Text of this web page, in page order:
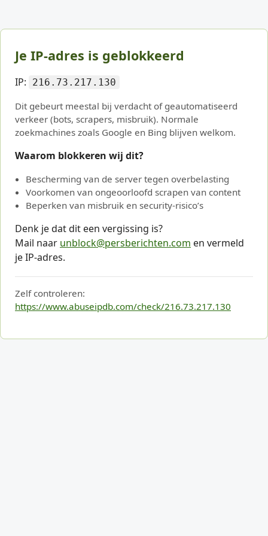
Je IP-adres is geblokkeerd
IP: 216.73.217.130
Dit gebeurt meestal bij verdacht of geautomatiseerd
verkeer (bots, scrapers, misbruik). Normale
zoekmachines zoals Google en Bing blijven welkom.
Waarom blokkeren wij dit?
Bescherming van de server tegen overbelasting
Voorkomen van ongeoorloofd scrapen van content
Beperken van misbruik en security-risico’s
Denk je dat dit een vergissing is?
Mail naar unblock@persberichten.com en vermeld
je IP-adres.
Zelf controleren:
https://www.abuseipdb.com/check/216.73.217.130